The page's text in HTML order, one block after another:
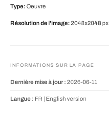
Type: Oeuvre
Résolution de l'image: 2048x2048 px
INFORMATIONS SUR LA PAGE
Dernière mise à jour : 2026-06-11
Langue : FR | English version